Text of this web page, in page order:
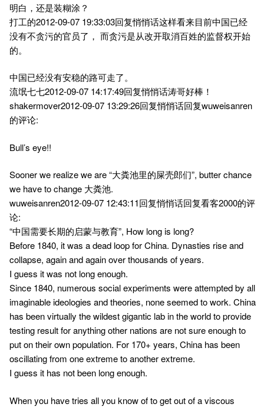
明白，还是装糊涂？
打工的2012-09-07 19:33:03回复悄悄话这样看来目前中国已经
没有不贪污的官员了， 而贪污是从改开取消百姓的监督权开始
的。
中国已经没有安稳的路可走了。
流氓七七2012-09-07 14:17:49回复悄悄话涛哥好棒！
shakermover2012-09-07 13:29:26回复悄悄话回复wuweisanren
的评论:
Bull’s eye!!
Sooner we realize we are “大粪池里的屎壳郎们”, butter chance
we have to change 大粪池.
wuweisanren2012-09-07 12:43:11回复悄悄话回复看客2000的评
论:
“中国需要长期的启蒙与教育”, How long is long?
Before 1840, it was a dead loop for China. Dynasties rise and
collapse, again and again over thousands of years.
I guess it was not long enough.
Since 1840, numerous social experiments were attempted by all
imaginable ideologies and theories, none seemed to work. China
has been virtually the wildest gigantic lab in the world to provide
testing result for anything other nations are not sure enough to
put on their own population. For 170+ years, China has been
oscillating from one extreme to another extreme.
I guess it has not been long enough.
When you have tries all you know of to get out of a viscous